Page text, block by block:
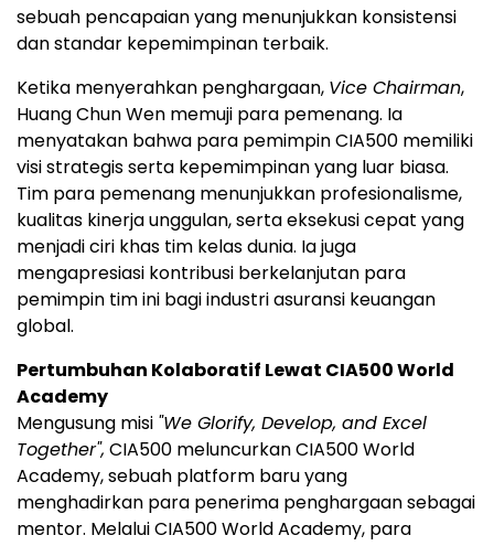
sebuah pencapaian yang menunjukkan konsistensi
dan standar kepemimpinan terbaik.
Ketika menyerahkan penghargaan, Vice Chairman,
Huang Chun Wen memuji para pemenang. Ia
menyatakan bahwa para pemimpin CIA500 memiliki
visi strategis serta kepemimpinan yang luar biasa.
Tim para pemenang menunjukkan profesionalisme,
kualitas kinerja unggulan, serta eksekusi cepat yang
menjadi ciri khas tim kelas dunia. Ia juga
mengapresiasi kontribusi berkelanjutan para
pemimpin tim ini bagi industri asuransi keuangan
global.
Pertumbuhan Kolaboratif Lewat CIA500 World
Academy
Mengusung misi "We Glorify, Develop, and Excel
Together", CIA500 meluncurkan CIA500 World
Academy, sebuah platform baru yang
menghadirkan para penerima penghargaan sebagai
mentor. Melalui CIA500 World Academy, para